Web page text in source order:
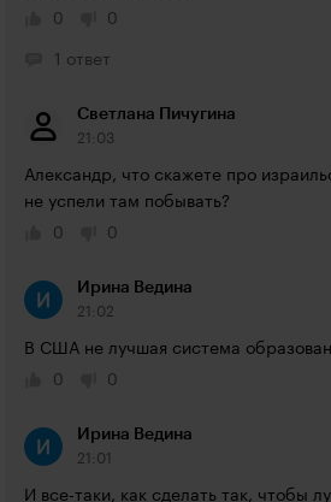
0
0
1 ответ
Светлана Пичугина
21:03
Александр, что скажете про
не успели там побывать?
0
0
Ирина Ведина
21:02
В США не лучшая система
0
0
Ирина Ведина
21:01
И все-таки, как сделать так, чтобы